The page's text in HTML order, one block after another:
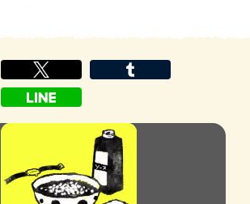
きです。だからSＦや歴史ものが苦手なのか
もしれません…。さて今回は、そんな作品